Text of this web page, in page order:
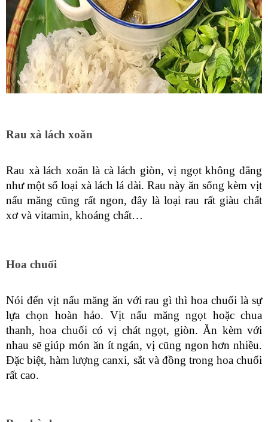
Rau xà lách xoăn
Rau xà lách xoăn là cà lách giòn, vị ngọt không đắng
như một số loại xà lách lá dài. Rau này ăn sống kèm vịt
nấu măng cũng rất ngon, đây là loại rau rất giàu chất
xơ và vitamin, khoáng chất…
Hoa chuối
Nói đến vịt nấu măng ăn với rau gì thì hoa chuối là sự
lựa chọn hoàn hảo. Vịt nấu măng ngọt hoặc chua
thanh, hoa chuối có vị chát ngọt, giòn. Ăn kèm với
nhau sẽ giúp món ăn ít ngán, vị cũng ngon hơn nhiều.
Đặc biệt, hàm lượng canxi, sắt và đồng trong hoa chuối
rất cao.